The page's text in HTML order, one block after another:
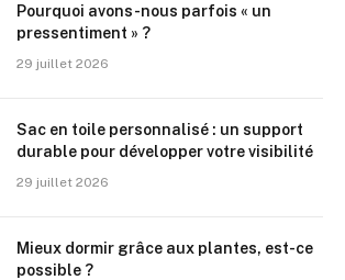
Pourquoi avons-nous parfois « un
pressentiment » ?
29 juillet 2026
Sac en toile personnalisé : un support
durable pour développer votre visibilité
29 juillet 2026
Mieux dormir grâce aux plantes, est-ce
possible ?